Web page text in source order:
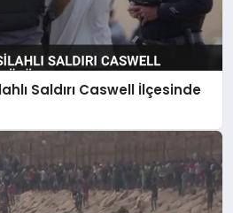
Saldırı Caswell İlçesinde